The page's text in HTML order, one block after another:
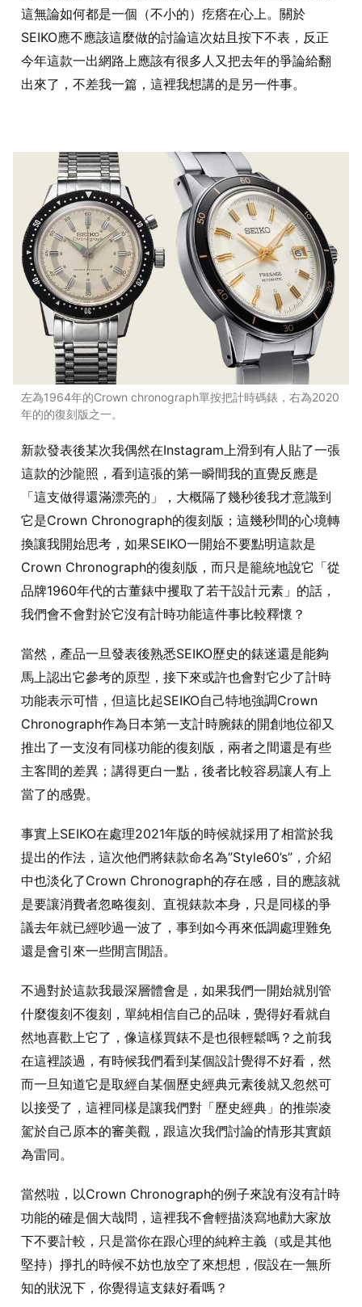
這無論如何都是一個（不小的）疙瘩在心上。關於
SEIKO應不應該這麼做的討論這次姑且按下不表，反正
今年這款一出網路上應該有很多人又把去年的爭論給翻
出來了，不差我一篇，這裡我想講的是另一件事。
左為1964年的Crown chronograph單按把計時碼錶，右為2020
年的的復刻版之一。
新款發表後某次我偶然在Instagram上滑到有人貼了一張
這款的沙龍照，看到這張的第一瞬間我的直覺反應是
「這支做得還滿漂亮的」，大概隔了幾秒後我才意識到
它是Crown Chronograph的復刻版；這幾秒間的心境轉
換讓我開始思考，如果SEIKO一開始不要點明這款是
Crown Chronograph的復刻版，而只是籠統地說它「從
品牌1960年代的古董錶中攫取了若干設計元素」的話，
我們會不會對於它沒有計時功能這件事比較釋懷？
當然，產品一旦發表後熟悉SEIKO歷史的錶迷還是能夠
馬上認出它參考的原型，接下來或許也會對它少了計時
功能表示可惜，但這比起SEIKO自己特地強調Crown
Chronograph作為日本第一支計時腕錶的開創地位卻又
推出了一支沒有同樣功能的復刻版，兩者之間還是有些
主客間的差異；講得更白一點，後者比較容易讓人有上
當了的感覺。
事實上SEIKO在處理2021年版的時候就採用了相當於我
提出的作法，這次他們將錶款命名為”Style60’s”，介紹
中也淡化了Crown Chronograph的存在感，目的應該就
是要讓消費者忽略復刻、直視錶款本身，只是同樣的爭
議去年就已經吵過一波了，事到如今再來低調處理難免
還是會引來一些閒言閒語。
不過對於這款我最深層體會是，如果我們一開始就別管
什麼復刻不復刻，單純相信自己的品味，覺得好看就自
然地喜歡上它了，像這樣買錶不是也很輕鬆嗎？之前我
在這裡談過，有時候我們看到某個設計覺得不好看，然
而一旦知道它是取經自某個歷史經典元素後就又忽然可
以接受了，這裡同樣是讓我們對「歷史經典」的推崇凌
駕於自己原本的審美觀，跟這次我們討論的情形其實頗
為雷同。
當然啦，以Crown Chronograph的例子來說有沒有計時
功能的確是個大哉問，這裡我不會輕描淡寫地勸大家放
下不要計較，只是當你在跟心理的純粹主義（或是其他
堅持）掙扎的時候不妨也放空了來想想，假設在一無所
知的狀況下，你覺得這支錶好看嗎？